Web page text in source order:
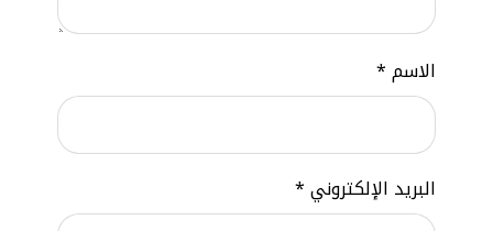
الاسم*
البريد الإلكتروني*